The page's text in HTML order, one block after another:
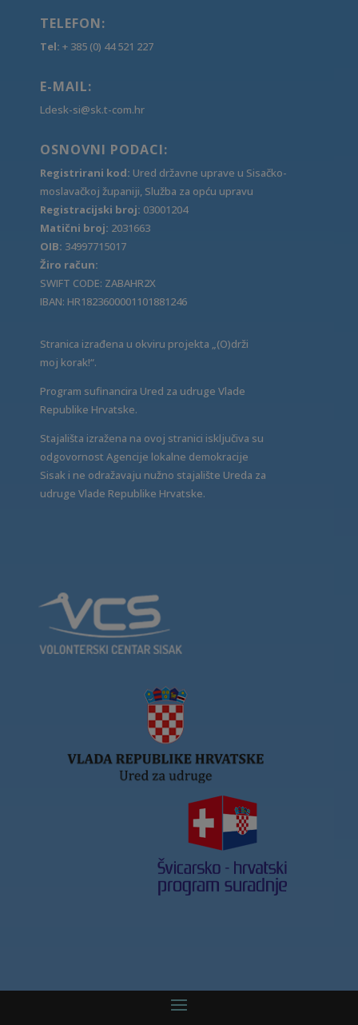
TELEFON:
Tel: + 385 (0) 44 521 227
E-MAIL:
Ldesk-si@sk.t-com.hr
OSNOVNI PODACI:
Registrirani kod: Ured državne uprave u Sisačko-
moslavačkoj županiji, Služba za opću upravu
Registracijski broj: 03001204
Matični broj: 2031663
OIB: 34997715017
Žiro račun:
SWIFT CODE: ZABAHR2X
IBAN: HR1823600001101881246
Stranica izrađena u okviru projekta „(O)drži
moj korak!“.
Program sufinancira Ured za udruge Vlade
Republike Hrvatske.
Stajališta izražena na ovoj stranici isključiva su
odgovornost Agencije lokalne demokracije
Sisak i ne odražavaju nužno stajalište Ureda za
udruge Vlade Republike Hrvatske.